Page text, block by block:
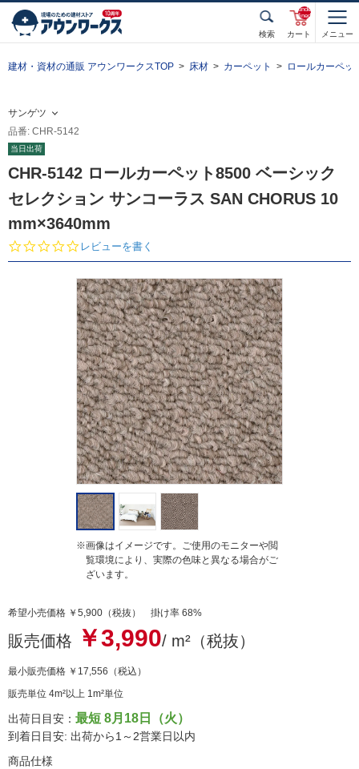
検索 カート
unde
fined
メニュー
建材・資材の通販 アウンワークスTOP 床材 カーペット ロールカーペッ
サンゲツ
品番: CHR-5142
当日出荷
CHR-5142 ロールカーペット8500 ベーシック
セレクション サンコーラス SAN CHORUS 10
mm×3640mm
0.
0
t
a
r
r
a
t
i
n
g
レビューを書く
※画像はイメージです。ご使用のモニターや閲
覧環境により、実際の色味と異なる場合がご
ざいます。
希望小売価格 ￥5,900（税抜） 掛け率 68%
販売価格 ￥3,990/ m²（税抜）
最小販売価格 ￥17,556 （税込）
販売単位 4m²以上 1m²単位
出荷日目安： 最短 8月18日（火）
到着日目安: 出荷から1～2営業日以内
商品仕様